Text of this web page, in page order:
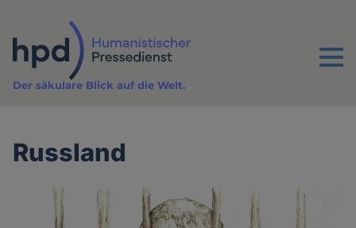
Inhalt
Menu
Der säkulare Blick auf die Welt.
Russland